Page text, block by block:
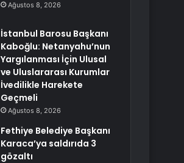
Ağustos 8, 2026
İstanbul Barosu Başkanı
Kaboğlu: Netanyahu’nun
Yargılanması İçin Ulusal
ve Uluslararası Kurumlar
İvedilikle Harekete
Geçmeli
Ağustos 8, 2026
Fethiye Belediye Başkanı
Karaca’ya saldırıda 3
gözaltı